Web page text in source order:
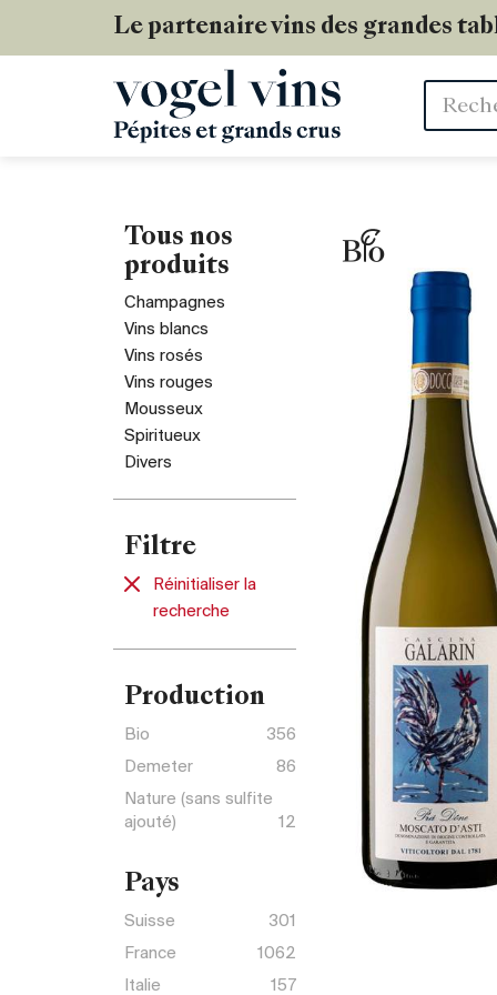
Le partenaire vins des grandes
Mots
Tous nos
produits
Champagnes
Vins blancs
Vins rosés
Vins rouges
Mousseux
Spiritueux
Divers
Filtre
Réinitialiser la
recherche
Production
Bio
356
Demeter
86
Nature (sans sulfite
ajouté)
12
Pays
Suisse
301
France
1062
Italie
157